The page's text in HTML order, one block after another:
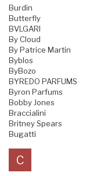
Burdin
Butterfly
BVLGARI
By Cloud
By Patrice Martin
Byblos
ByBozo
BYREDO PARFUMS
Byron Parfums
Bobby Jones
Braccialini
Britney Spears
Bugatti
C